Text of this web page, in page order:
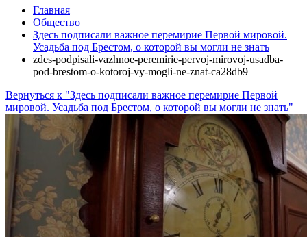
Главная
Общество
Здесь подписали важное перемирие Первой мировой.
Усадьба под Брестом, о которой вы могли не знать
zdes-podpisali-vazhnoe-peremirie-pervoj-mirovoj-usadba-
pod-brestom-o-kotoroj-vy-mogli-ne-znat-ca28db9
Вернуться к "Здесь подписали важное перемирие Первой
мировой. Усадьба под Брестом, о которой вы могли не знать"